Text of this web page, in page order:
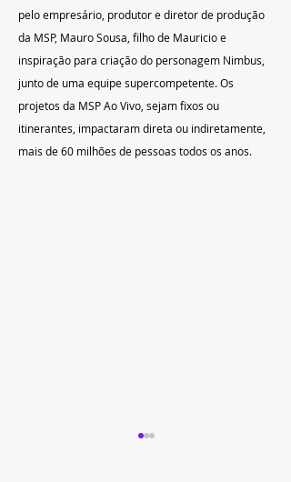
pelo empresário, produtor e diretor de produção
da MSP, Mauro Sousa, filho de Mauricio e
inspiração para criação do personagem Nimbus,
junto de uma equipe supercompetente. Os
projetos da MSP Ao Vivo, sejam fixos ou
itinerantes, impactaram direta ou indiretamente,
mais de 60 milhões de pessoas todos os anos.